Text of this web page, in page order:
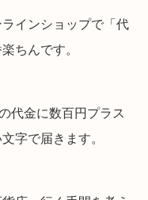
インショップで「代
ちんです。
代金に数百円プラス
字で届きます。